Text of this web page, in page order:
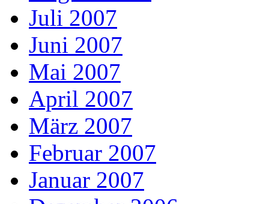
Juli 2007
Juni 2007
Mai 2007
April 2007
März 2007
Februar 2007
Januar 2007